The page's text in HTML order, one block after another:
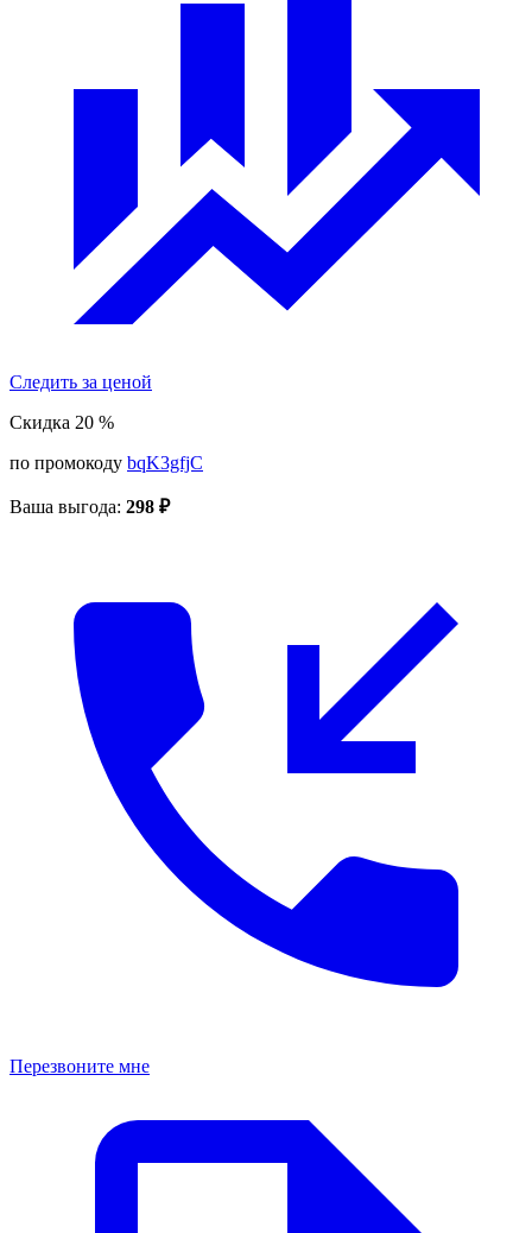
Следить за ценой
Скидка 20 %
по промокоду bqK3gfjC
Ваша выгода: 298 ₽
Перезвоните мне